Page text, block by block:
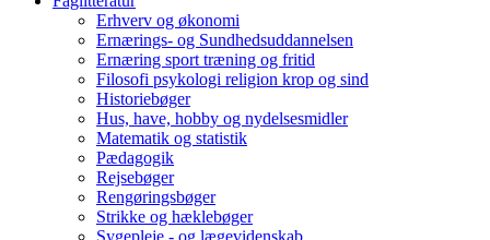
Erhverv og økonomi
Ernærings- og Sundhedsuddannelsen
Ernæring sport træning og fritid
Filosofi psykologi religion krop og sind
Historiebøger
Hus, have, hobby og nydelsesmidler
Matematik og statistik
Pædagogik
Rejsebøger
Rengøringsbøger
Strikke og hæklebøger
Sygepleje - og lægevidenskab